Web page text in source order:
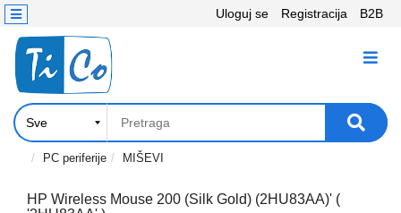
Uloguj se Registracija B2B
KATEGORIJE
Računari,
Komponente
Laptop
tablet
Kontakt
PC periferije MIŠEVI
HP Wireless Mouse 200 (Silk Gold) (2HU83AA)' (